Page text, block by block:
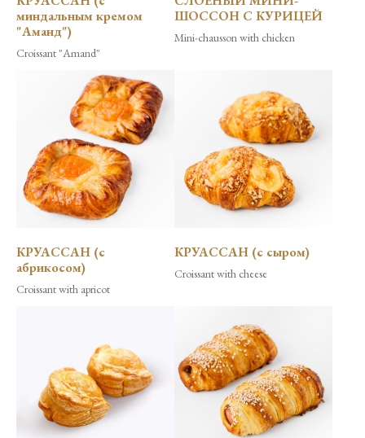
миндальным кремом
"Аманд")
Croissant "Amand"
ШОССОН C КУРИЦЕЙ
Mini-chausson with chicken
КРУАССАН (с
абрикосом)
Croissant with apricot
КРУАССАН (с сыром)
Croissant with cheese